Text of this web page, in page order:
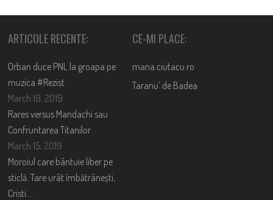
ARTICOLE RECENTE:
Orban duce PNL la groapa pe
muzica #Rezist
March 19, 2019
Rares versus Mandachi sau
Confruntarea Titanilor
March 15, 2019
Moroiul care bântuie liber pe
sticlă. Tare urât îmbătrânești,
Cristi….
CE-MI PLACE:
mana.ciutacu.ro
Taranu’ de Badea